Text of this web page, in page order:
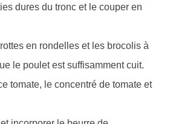
dures du tronc et le couper en
en rondelles et les brocolis à
le poulet est suffisamment cuit.
tomate, le concentré de tomate et